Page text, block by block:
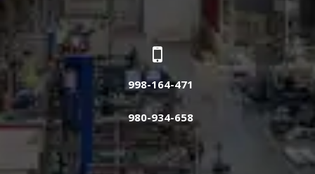
998-164-471
980-934-658